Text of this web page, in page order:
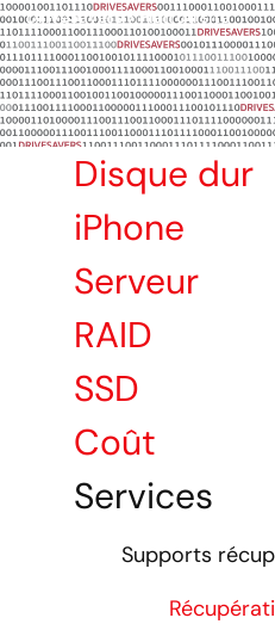
DriveSavers>Plan du site
Disque dur
iPhone
Serveur
RAID
SSD
Coût
Services
Supports